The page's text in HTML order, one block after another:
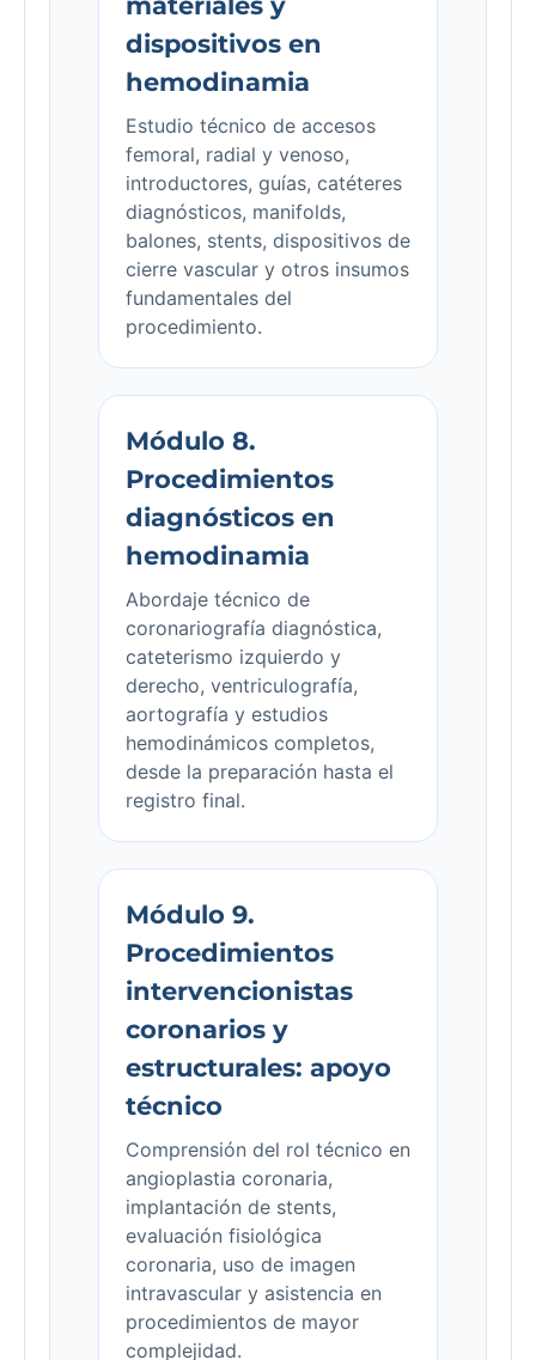
dispositivos en
hemodinamia
Estudio técnico de accesos
femoral, radial y venoso,
introductores, guías, catéteres
diagnósticos, manifolds,
balones, stents, dispositivos de
cierre vascular y otros insumos
fundamentales del
procedimiento.
Módulo 8.
Procedimientos
diagnósticos en
hemodinamia
Abordaje técnico de
coronariografía diagnóstica,
cateterismo izquierdo y
derecho, ventriculografía,
aortografía y estudios
hemodinámicos completos,
desde la preparación hasta el
registro final.
Módulo 9.
Procedimientos
intervencionistas
coronarios y
estructurales: apoyo
técnico
Comprensión del rol técnico en
angioplastia coronaria,
implantación de stents,
evaluación fisiológica
coronaria, uso de imagen
intravascular y asistencia en
procedimientos de mayor
complejidad.